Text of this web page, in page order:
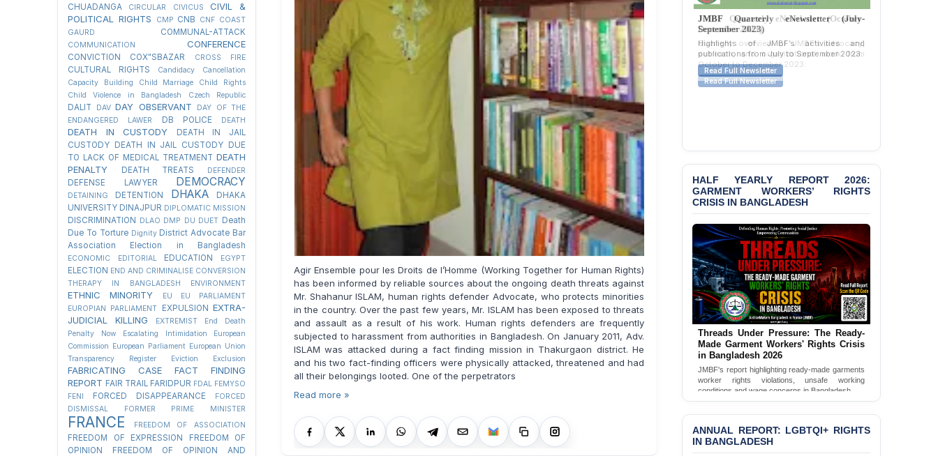
Agir Ensemble pour les Droits de l’Homme (Working Together for Human Rights)
has been informed by reliable sources about the ongoing death threats against
Mr. Shahanur ISLAM, human rights defender Advocate, who protects minorities
in the country. Over the past few years, Mr. ISLAM has been exposed to threats
and assault as a result of his work. Human rights defenders are frequently
subjected to harassment from authorities in Bangladesh. On January 2011, Adv.
ISLAM was attacked during a fact finding mission in Thakurgaon district. He
and his two fact-finding officers were physically attacked, threatened and had
all their belongings looted. One of the perpetrators
Read more »
CHUADANGA
CIRCULAR CIVICUS
CIVIL &
POLITICAL RIGHTS
CMP CNB CNF COAST
GAURD
COMMUNAL-ATTACK
COMMUNICATION CONFERENCE
CONVICTION COX"SBAZAR CROSS FIRE
CULTURAL RIGHTS
Candidacy Cancellation
Capacity Building
Child Marriage
Child Rights
Child Violence in Bangladesh
Czech Republic
DALIT DAV DAY OBSERVANT
DAY OF THE
ENDANGERED LAWER
DB POLICE DEATH
DEATH IN CUSTODY
DEATH IN JAIL
CUSTODY
DEATH IN JAIL CUSTODY DUE
TO LACK OF MEDICAL TREATMENT DEATH
PENALTY
DEATH TREATS DEFENDER
DEFENSE LAWYER DEMOCRACY
DETAINING DETENTION DHAKA
DHAKA
UNIVERSITY DINAJPUR DIPLOMATIC MISSION
DISCRIMINATION DLAO DMP DU DUET Death
Due To Torture Dignity District Advocate Bar
Association Election in Bangladesh
ECONOMIC EDITORIAL EDUCATION EGYPT
ELECTION END AND CRIMINALISE CONVERSION
THERAPY IN BANGLADESH
ENVIRONMENT
ETHNIC MINORITY EU
EU PARLIAMENT
EUROPIAN PARLIAMENT
EXPULSION EXTRA-
JUDICIAL KILLING
EXTREMIST
End Death
Penalty Now
Escalating Intimidation
European
Commission European Parliament European Union
Transparency Register
Eviction Exclusion
FABRICATING CASE
FACT FINDING
REPORT FAIR TRAIL FARIDPUR FDAL FEMYSO
FENI
FORCED DISAPPEARANCE
FORCED
DISMISSAL
FORMER PRIME MINISTER
FRANCE FREEDOM OF ASSOCIATION
FREEDOM OF EXPRESSION
FREEDOM OF
OPINION
FREEDOM OF OPINION AND
BANGLADESH: Call for
Immediate Release of
Unlawful, Politically
Motivated Arrests of
Senior Lawyer Rezaul
Karim & Zahurul Islam
Selim in Cumilla
Bangladesh 2026
BANGLADESH ALERT:
JMBF Condemns Police
‘Special Directive’ on
Politically Motivated
Shown Arrests
PRESS RELEASE: JMBF
Releases 2024 Annual
Report on the State of
LGBTQI+ Rights in
Bangladesh
BANGLADESH ALERT:
JMBF Deeply Concerned
and Strongly Condemns
the Death of Durjoy
Chowdhury in Police
Custody at Chakaria
Police Station, Cox’s
Bazar
BANGLADESH: JMBF
JMBF Quarterly eNewsletter (July-
September 2023)
Highlights of JMBF’s activities and
publications from July to September 2023.
Read Full Newsletter
HALF YEARLY REPORT 2026:
GARMENT WORKERS’ RIGHTS
CRISIS IN BANGLADESH
Threads Under Pressure: The Ready-
Made Garment Workers' Rights Crisis
in Bangladesh 2026
JMBF's report highlighting ready-made garments
worker rights violations, unsafe working
conditions and wage concerns in Bangladesh.
ANNUAL REPORT: LGBTQI+ RIGHTS
IN BANGLADESH